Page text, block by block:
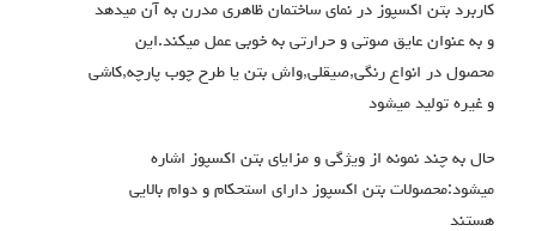
کاربرد بتن اکسپوز در نمای ساختمان ظاهری مدرن به آن میدهد
و به عنوان عایق صوتی و حرارتی به خوبی عمل میکند.این
محصول در انواع رنگی,صیقلی,واش بتن یا طرح چوب پارچه,کاشی
و غیره تولید میشود
حال به چند نمونه از ویژگی و مزایای بتن اکسپوز اشاره
میشود:محصولات بتن اکسپوز دارای استحکام و دوام بالایی
هستند